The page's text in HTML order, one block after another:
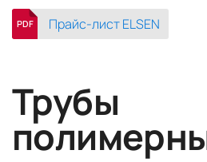
PDF Прайс-лист ELSEN
Трубы